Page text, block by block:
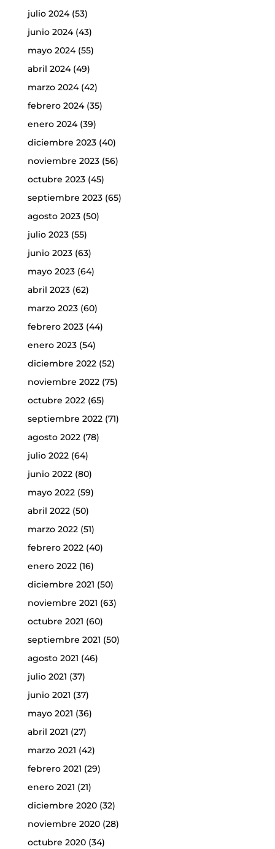
julio 2024(53)
junio 2024(43)
mayo 2024(55)
abril 2024(49)
marzo 2024(42)
febrero 2024(35)
enero 2024(39)
diciembre 2023(40)
noviembre 2023(56)
octubre 2023(45)
septiembre 2023(65)
agosto 2023(50)
julio 2023(55)
junio 2023(63)
mayo 2023(64)
abril 2023(62)
marzo 2023(60)
febrero 2023(44)
enero 2023(54)
diciembre 2022(52)
noviembre 2022(75)
octubre 2022(65)
septiembre 2022(71)
agosto 2022(78)
julio 2022(64)
junio 2022(80)
mayo 2022(59)
abril 2022(50)
marzo 2022(51)
febrero 2022(40)
enero 2022(16)
diciembre 2021 (50)
noviembre 2021 (63)
octubre 2021 (60)
septiembre 2021 (50)
agosto 2021 (46)
julio 2021 (37)
junio 2021 (37)
mayo 2021 (36)
abril 2021 (27)
marzo 2021 (42)
febrero 2021 (29)
enero 2021 (21)
diciembre 2020(32)
noviembre 2020(28)
octubre 2020(34)